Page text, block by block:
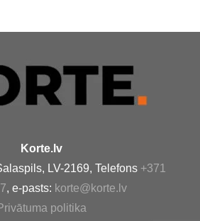
Korte.lv
LV-2169, Telefons +371
, e-pasts: korte@korte.lv
politika